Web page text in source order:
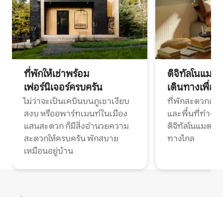
ที่พักให้เช่าพร้อม
เฟอร์นิเจอร์ครบครัน
ไม่ว่าจะเป็นเคบินบนภูเขาเงียบ
สงบ หรืออพาร์ทเมนท์ในเมือง
แสนสะดวก ก็มีสิ่งอำนวยความ
สะดวกให้ครบครัน พักสบาย
เหมือนอยู่บ้าน
ดิจิทัลโนแมด
เดินทางเพื่อ
ที่พักสะดวกสบ
และพื้นที่ทำงา
ดิจิทัลโนแมดแ
ทางไกล